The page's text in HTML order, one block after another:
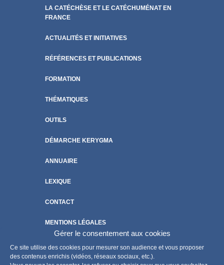
Gérer le consentement aux cookies
Ce site utilise des cookies pour mesurer son audience et vous proposer
des contenus enrichis (vidéos, réseaux sociaux, etc.).
LA CATÉCHÈSE ET LE CATÉCHUMÉNAT EN
FRANCE
ACTUALITÉS ET INITIATIVES
RÉFÉRENCES ET PUBLICATIONS
FORMATION
THÉMATIQUES
OUTILS
DÉMARCHE KERYGMA
ANNUAIRE
LEXIQUE
CONTACT
MENTIONS LÉGALES